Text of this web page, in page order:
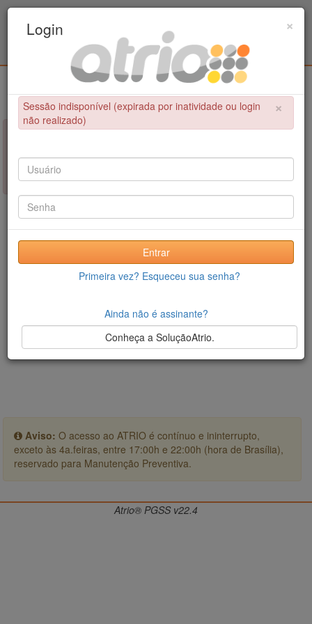
Educação Física / UPE - UFPB
×
NÃO FOI POSSÍVEL CONCLUIR A OPERAÇÃO
Sessão indisponível (expirada por inatividade ou login não
realizado)
Aviso: O acesso ao ATRIO é contínuo e ininterrupto,
exceto às 4a.feiras, entre 17:00h e 22:00h (hora de Brasília),
reservado para Manutenção Preventiva.
×
Login
×
Sessão indisponível (expirada por inatividade ou login
não realizado)
Entrar
Primeira vez? Esqueceu sua senha?
Ainda não é assinante?
Conheça a SoluçãoAtrio.
Atrio® PGSS v22.4